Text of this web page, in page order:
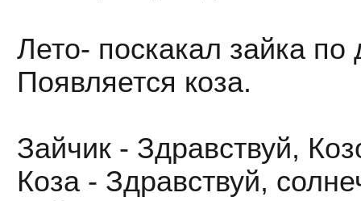
Лето- поскакал зайка
Появляется коза.
Зайчик - Здравствуй,
Коза - Здравствуй,